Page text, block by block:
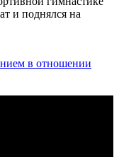
и поднялся на
в отношении